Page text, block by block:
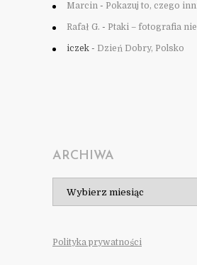
Marcin - Pokazuj to, czego
Rafał G. - Ptaki – fotografia
iczek - Dzień Dobry, Polsko
ARCHIWA
Polityka prywatności